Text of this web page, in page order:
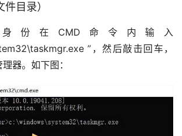
目录）
份在CMD命令内输入
”，然后敲击回车，
器。如下图：